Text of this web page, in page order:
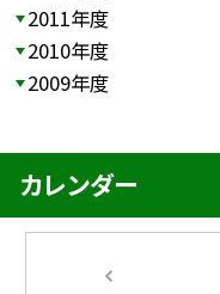
2011年度
2010年度
2009年度
カレンダー